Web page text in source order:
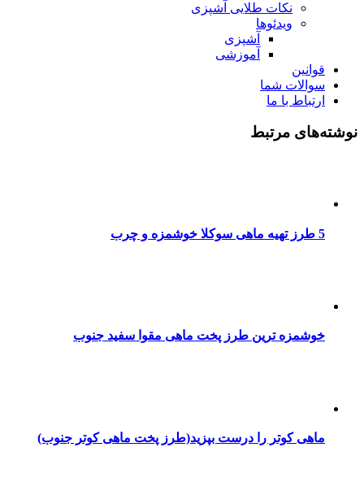
نکات طلایی آشپزی
ویدئوها
آشپزی
آموزشی
قوانین
سوالات شما
ارتباط با ما
نوشته‌های مرتبط
5 طرز تهیه ماهی سوکلا خوشمزه و چرب
خوشمزه ترین طرز پخت ماهی مقوا سفید جنوب
ماهی کوتر را درست بپزید(طرز پخت ماهی کوتر جنوب)